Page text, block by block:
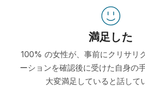
満足した
100% の女性が、事前にクリサリ
ーションを確認後に受けた自身の
大変満足していると話して